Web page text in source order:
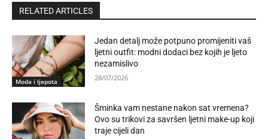
RELATED ARTICLES
Moda i ljepota
Jedan detalj može potpuno promijeniti vaš
ljetni outfit: modni dodaci bez kojih je ljeto
nezamislivo
28/07/2026
Šminka vam nestane nakon sat vremena?
Ovo su trikovi za savršen ljetni make-up koji
traje cijeli dan